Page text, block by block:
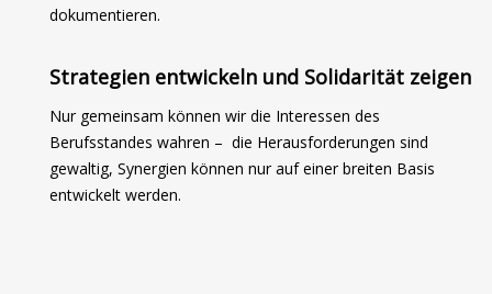
dokumentieren.
Strategien entwickeln und Solidarität zeigen
Nur gemeinsam können wir die Interessen des
Berufsstandes wahren – die Herausforderungen sind
gewaltig, Synergien können nur auf einer breiten Basis
entwickelt werden.